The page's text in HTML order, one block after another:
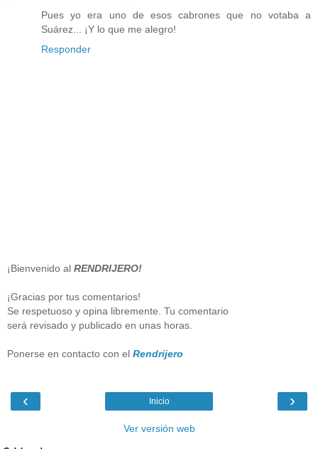
Pues yo era uno de esos cabrones que no votaba a
Suárez... ¡Y lo que me alegro!
Responder
¡Bienvenido al RENDRIJERO!
¡Gracias por tus comentarios!
Se respetuoso y opina libremente. Tu comentario
será revisado y publicado en unas horas.
Ponerse en contacto con el Rendrijero
‹ ›
Inicio
Ver versión web